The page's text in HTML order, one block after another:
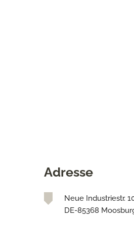
Adresse
Neue Industriestr.
DE-85368